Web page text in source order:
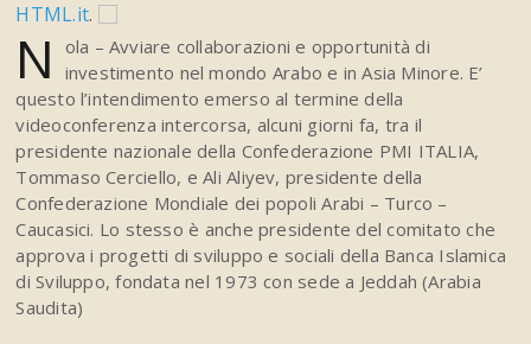
HTML.it.
N
ola – Avviare collaborazioni e opportunità di
investimento nel mondo Arabo e in Asia Minore. E’
questo l’intendimento emerso al termine della
videoconferenza intercorsa, alcuni giorni fa, tra il
presidente nazionale della Confederazione PMI ITALIA,
Tommaso Cerciello, e Ali Aliyev, presidente della
Confederazione Mondiale dei popoli Arabi – Turco –
Caucasici. Lo stesso è anche presidente del comitato che
approva i progetti di sviluppo e sociali della Banca Islamica
di Sviluppo, fondata nel 1973 con sede a Jeddah (Arabia
Saudita)